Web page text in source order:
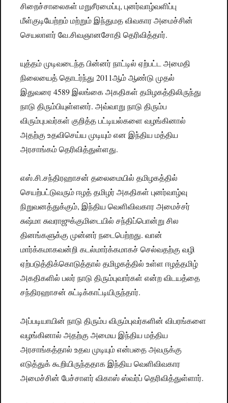
சிறைச்சாலைகள் மறுசீரமைப்பு, புனர்வாழ்வளிப்பு
மீள்குடியேற்றம் மற்றும் இந்துமத விவகார அமைச்சின்
செயலாளர் வே.சிவஞானசோதி தெரிவித்தார்.
யுத்தம் முடிவடைந்த பின்னர் நாட்டில் ஏற்பட்ட அமைதி
நிலையைத் தொடர்ந்து 2011ஆம் ஆண்டு முதல்
இதுவரை 4589 இலங்கை அகதிகள் தமிழகத்திலிருந்து
நாடு திரும்பியுள்ளனர். அவ்வாறு நாடு திரும்ப
விரும்புபவர்கள் குறித்த பட்டியல்களை வழங்கினால்
அதற்கு உதவிசெய்ய முடியும் என இந்திய மத்திய
அரசாங்கம் தெரிவித்துள்ளது.
எஸ்.சி.சந்திரஹாசன் தலைமையில் தமிழகத்தில்
செயற்பட்டுவரும் ஈழத் தமிழர் அகதிகள் புனர்வாழ்வு
நிறுவனத்துக்கும், இந்திய வெளிவிவகார அமைச்சர்
சுஷ்மா சுவராஜுக்குமிடையில் சந்திப்பொன்று சில
தினங்களுக்கு முன்னர் நடைபெற்றது. வான்
மார்க்கமாகவன்றி கடல்மார்க்கமாகச் செல்வதற்கு வழி
ஏற்படுத்திக்கொடுத்தால் தமிழகத்தில் உள்ள ஈழத்தமிழ்
அகதிகளில் பலர் நாடு திரும்புவார்கள் என்ற விடயத்தை
சந்திரஹாசன் சுட்டிக்காட்டியிருந்தார்.
அப்படியாயின் நாடு திரும்ப விரும்புவர்களின் விபரங்களை
வழங்கினால் அதற்கு அமைய இந்திய மத்திய
அரசாங்கத்தால் உதவ முடியும் என்பதை அவருக்கு
எடுத்துக் கூறியிருந்ததாக இந்திய வெளிவிவகார
அமைச்சின் பேச்சாளர் விகாஸ் ஸ்வர்ப் தெரிவித்துள்ளார்.